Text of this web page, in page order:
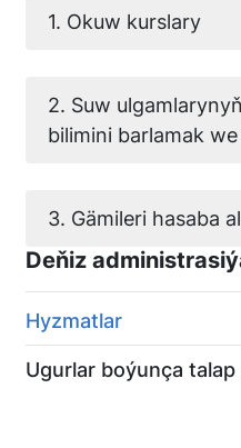
1. Okuw kurslary
2. Suw
bilimini barlamak
3. Gämileri hasaba
Deňiz
Hyzmatlar
Ugurlar boýunça